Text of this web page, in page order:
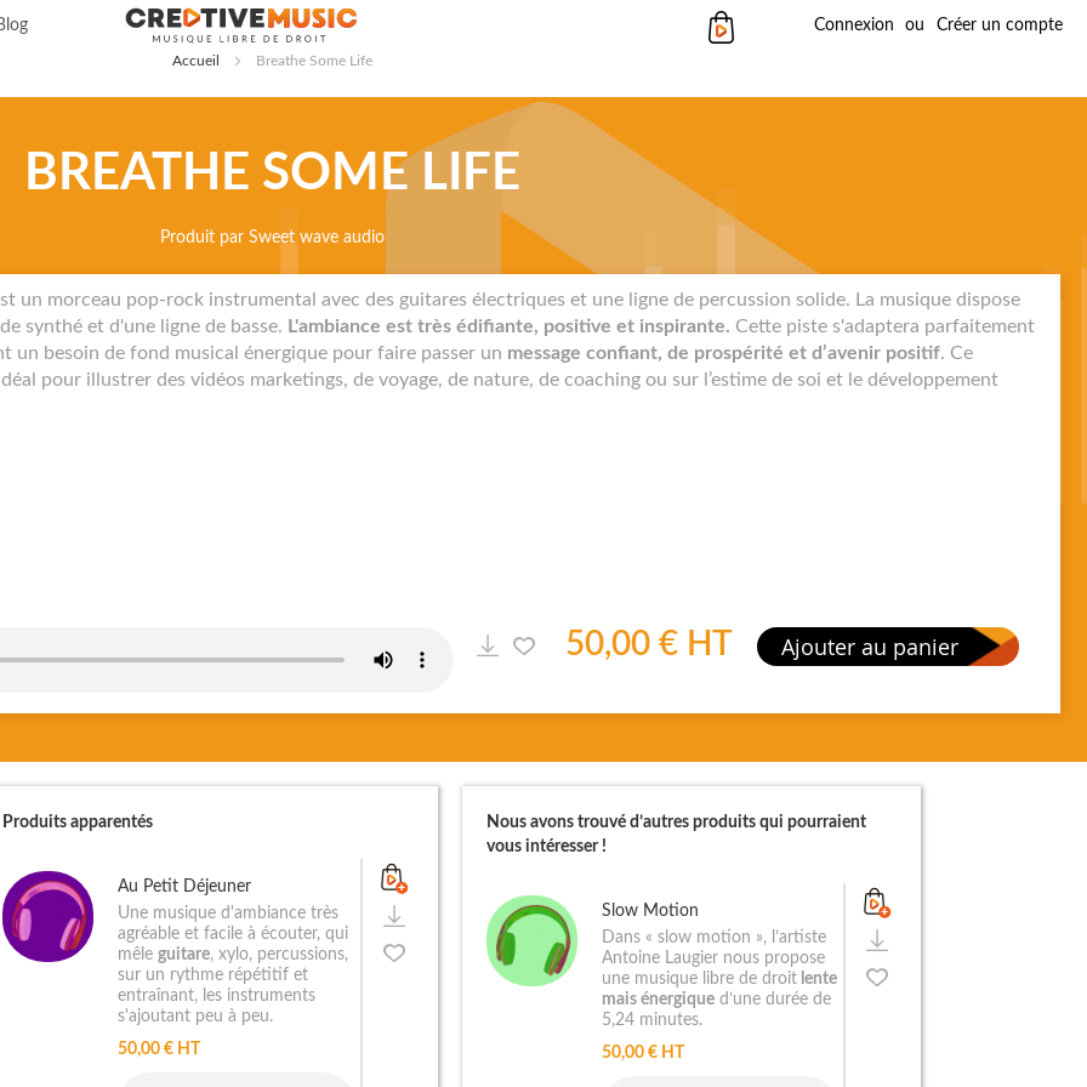
Connexion Créer un compte
Mon panier
Accueil Breathe Some Life
BREATHE SOME LIFE
Produit par Sweet wave audio
un morceau pop-rock instrumental avec des guitares électriques et une ligne de percussion solide. La musique dispose
synthé et d'une ligne de basse. L'ambiance est très édifiante, positive et inspirante. Cette piste s'adaptera parfaitement
un besoin de fond musical énergique pour faire passer un message confiant, de prospérité et d’avenir positif. Ce
pour illustrer des vidéos marketings, de voyage, de nature, de coaching ou sur l’estime de soi et le développement
50,00 € HT Ajouter au panier
Produits apparentés
Au Petit Déjeuner
Une musique d'ambiance très
agréable et facile à écouter, qui
mêleguitare, xylo, percussions,
sur un rythme répétitif et
entraînant, les instruments
s'ajoutant peu à peu.
50,00 € HT
Nous avons trouvé d’autres produits qui pourraient
vous intéresser !
Slow Motion
Dans « slow motion », l’artiste
Antoine Laugier nous propose
une musique libre de droitlente
mais énergiqued’une durée de
5,24 minutes.
50,00 € HT